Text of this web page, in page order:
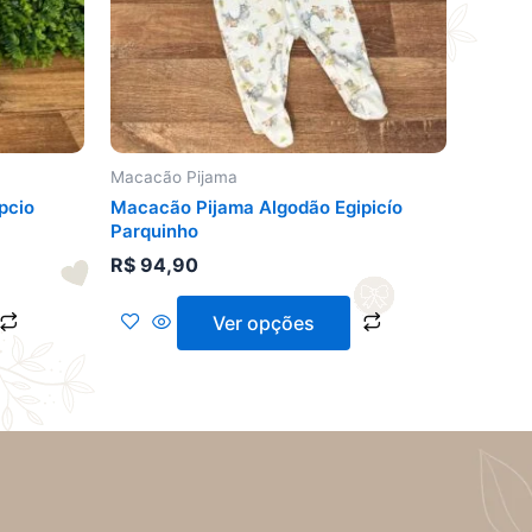
podem
ser
escolhidas
na
página
produto
Macacão Pijama
Macacão Pijama Algodão Egipicío
Parquinho
R$94,90
Ver opções
podem
ser
escolhidas
na
página
produto